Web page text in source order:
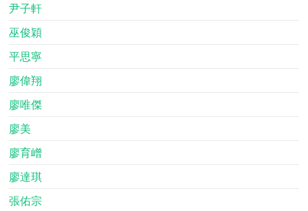
尹子軒
巫俊穎
平思寧
廖偉翔
廖唯傑
廖美
廖育嶒
廖達琪
張佑宗